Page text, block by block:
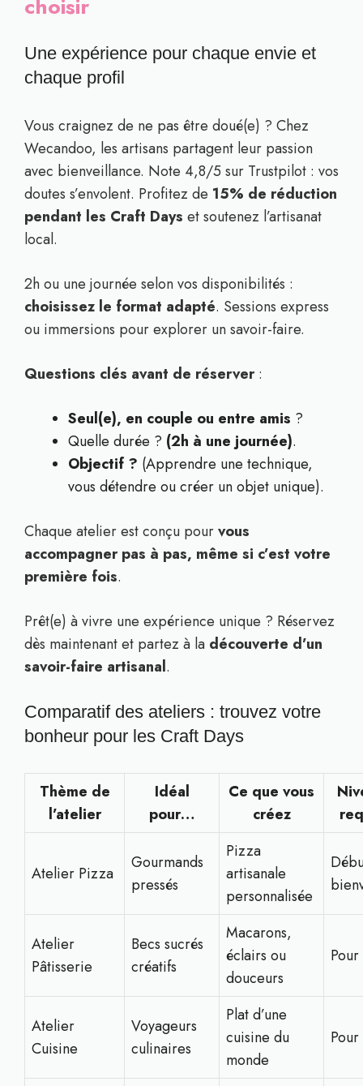
choisir
Une expérience pour chaque envie et
chaque profil
Vous craignez de ne pas être doué(e) ? Chez
Wecandoo, les artisans partagent leur passion
avec bienveillance. Note 4,8/5 sur Trustpilot : vos
doutes s’envolent. Profitez de 15% de réduction
pendant les Craft Days et soutenez l’artisanat
local.
2h ou une journée selon vos disponibilités :
choisissez le format adapté. Sessions express
ou immersions pour explorer un savoir-faire.
Questions clés avant de réserver:
Seul(e), en couple ou entre amis ?
Quelle durée ? (2h à une journée).
Objectif ? (Apprendre une technique,
vous détendre ou créer un objet unique).
Chaque atelier est conçu pourvous
accompagner pas à pas, même si c’est votre
première fois.
Prêt(e) à vivre une expérience unique ? Réservez
dès maintenant et partez à la découverte d’un
savoir-faire artisanal.
Comparatif des ateliers : trouvez votre
bonheur pour les Craft Days
Thème de
l’atelier
Idéal
pour…
Ce que vous
créez
Atelier Pizza
Gourmands
pressés
Pizza
artisanale
personnalisée
Atelier
Pâtisserie
Becs sucrés
créatifs
Macarons,
éclairs ou
douceurs
Atelier
Cuisine
Voyageurs
culinaires
Plat d’une
cuisine du
monde